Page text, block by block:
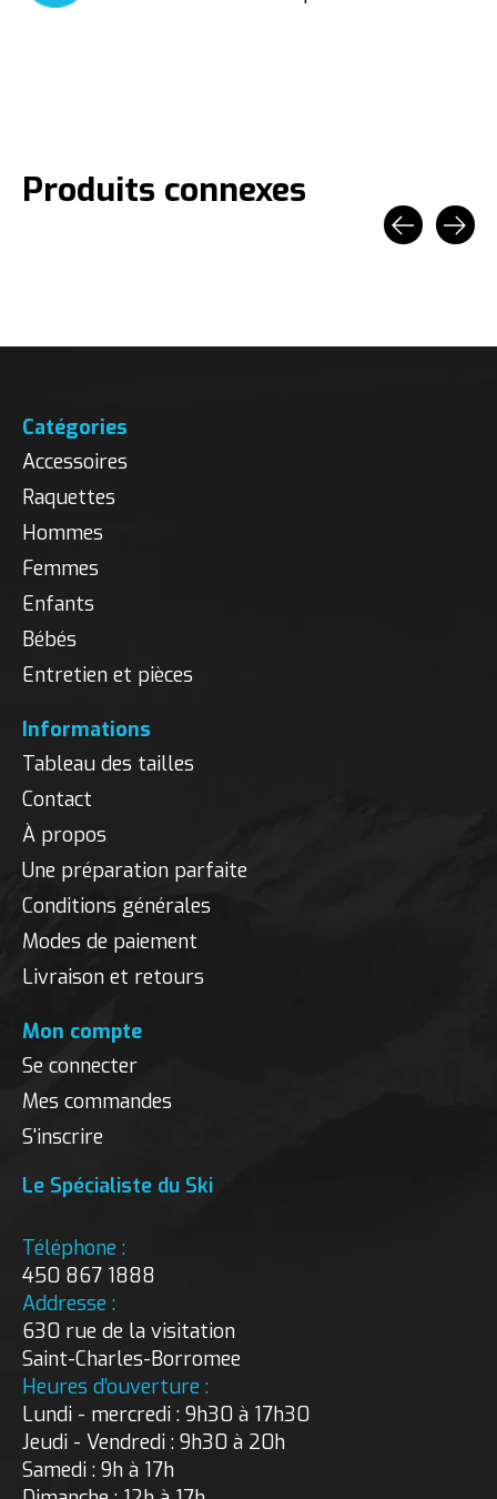
Produits connexes
Catégories
Accessoires
Raquettes
Hommes
Femmes
Enfants
Bébés
Entretien et pièces
Informations
Tableau des tailles
Contact
À propos
Une préparation parfaite
Conditions générales
Modes de paiement
Livraison et retours
Mon compte
Se connecter
Mes commandes
S'inscrire
Le Spécialiste du Ski
Téléphone :
450 867 1888
Addresse :
630 rue de la visitation
Saint-Charles-Borromee
Heures d’ouverture :
Lundi - mercredi : 9h30 à 17h30
Jeudi - Vendredi : 9h30 à 20h
Samedi : 9h à 17h